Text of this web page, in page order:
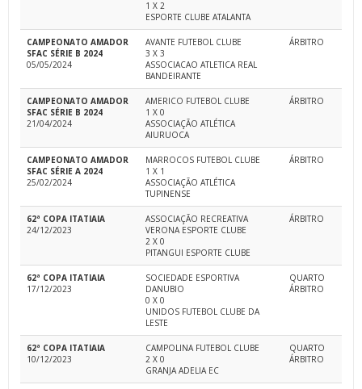
1 X 2
ESPORTE CLUBE ATALANTA
CAMPEONATO AMADOR
SFAC SÉRIE B 2024
05/05/2024
AVANTE FUTEBOL CLUBE
3 X 3
ASSOCIACAO ATLETICA REAL
BANDEIRANTE
ÁRBITRO
CAMPEONATO AMADOR
SFAC SÉRIE B 2024
21/04/2024
AMERICO FUTEBOL CLUBE
1 X 0
ASSOCIAÇÃO ATLÉTICA
AIURUOCA
ÁRBITRO
CAMPEONATO AMADOR
SFAC SÉRIE A 2024
25/02/2024
MARROCOS FUTEBOL CLUBE
1 X 1
ASSOCIAÇÃO ATLÉTICA
TUPINENSE
ÁRBITRO
62ª COPA ITATIAIA
24/12/2023
ASSOCIAÇÃO RECREATIVA
VERONA ESPORTE CLUBE
2 X 0
PITANGUI ESPORTE CLUBE
ÁRBITRO
62ª COPA ITATIAIA
17/12/2023
SOCIEDADE ESPORTIVA
DANUBIO
0 X 0
UNIDOS FUTEBOL CLUBE DA
LESTE
QUARTO
ÁRBITRO
62ª COPA ITATIAIA
10/12/2023
CAMPOLINA FUTEBOL CLUBE
2 X 0
GRANJA ADELIA EC
QUARTO
ÁRBITRO